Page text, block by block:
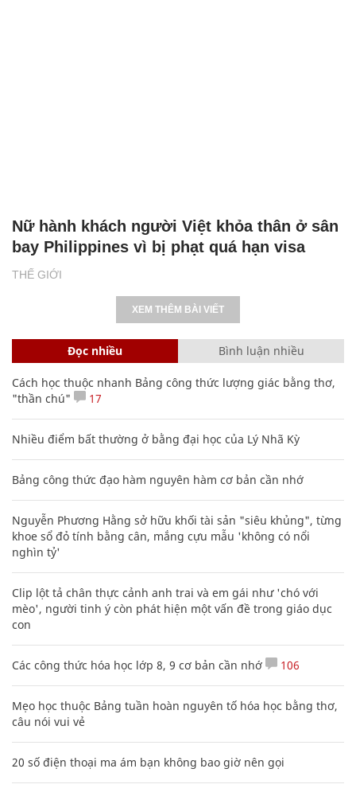
THẾ GIỚI
Nữ hành khách người Việt khỏa thân ở sân
bay Philippines vì bị phạt quá hạn visa
XEM THÊM BÀI VIẾT
Đọc nhiều Bình luận nhiều
Cách học thuộc nhanh Bảng công thức lượng giác bằng thơ,
"thần chú"
17
Nhiều điểm bất thường ở bằng đại học của Lý Nhã Kỳ
Bảng công thức đạo hàm nguyên hàm cơ bản cần nhớ
Nguyễn Phương Hằng sở hữu khối tài sản "siêu khủng", từng
khoe sổ đỏ tính bằng cân, mắng cựu mẫu 'không có nổi
nghìn tỷ'
Clip lột tả chân thực cảnh anh trai và em gái như 'chó với
mèo', người tinh ý còn phát hiện một vấn đề trong giáo dục
con
Các công thức hóa học lớp 8, 9 cơ bản cần nhớ 106
Mẹo học thuộc Bảng tuần hoàn nguyên tố hóa học bằng thơ,
câu nói vui vẻ
20 số điện thoại ma ám bạn không bao giờ nên gọi